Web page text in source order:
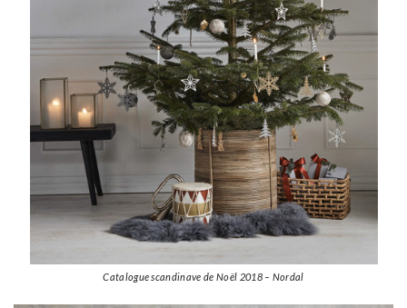
Catalogue scandinave de Noël 2018 – Nordal